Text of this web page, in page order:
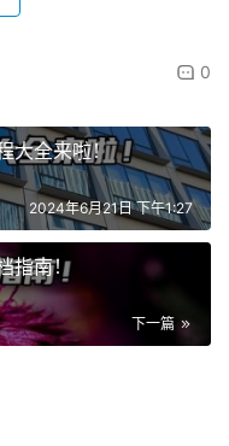
0
大全来啦！
2024年6月21日 下午1:27
指南！
下一篇